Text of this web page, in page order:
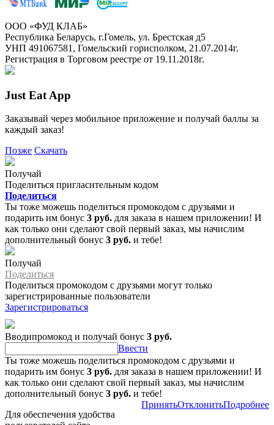
ООО «ФУД КЛАБ»
Республика Беларусь, г.Гомель, ул. Брестская д5
УНП 491067581, Гомельский горисполком, 21.07.2014г.
Регистрация в Торговом реестре от 19.11.2018г.
Just Eat App
Заказывай через мобильное приложение и получай баллы за
каждый заказ!
Позже Скачать
Получай
Поделиться пригласительным кодом
Поделиться
Ты тоже можешь поделиться промокодом с друзьями и
подарить им бонус 3 руб. для заказа в нашем приложении! И
как только они сделают свой первый заказ, мы начислим
дополнительный бонус 3 руб. и тебе!
Получай
Поделиться
Поделиться промокодом с друзьями могут только
зарегистрированные пользователи
Зарегистрироваться
Вводипромокод и получай бонус 3 руб.
Ввести
Ты тоже можешь поделиться промокодом с друзьями и
подарить им бонус 3 руб. для заказа в нашем приложении! И
как только они сделают свой первый заказ, мы начислим
дополнительный бонус 3 руб. и тебе!
Для обеспечения удобства
ПринятьОтклонитьПодробнее